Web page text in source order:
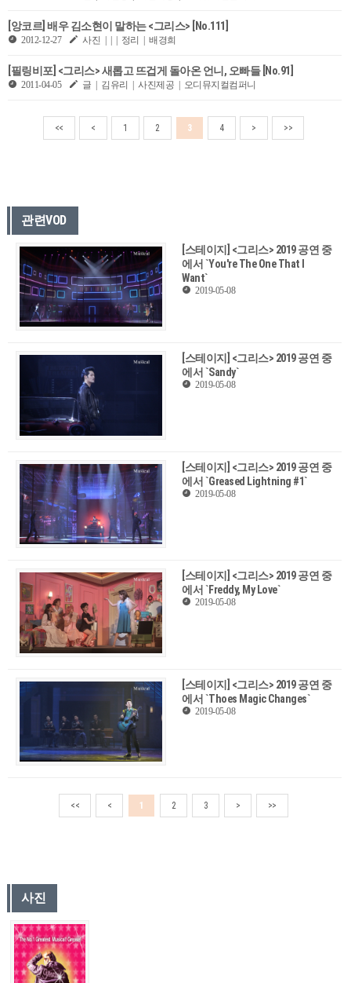
[앙코르] 배우 김소현이 말하는 <그리스> [No.111]
2012-12-27 사진 | | | 정리 | 배경희
[필링비포] <그리스> 새롭고 뜨겁게 돌아온 언니, 오빠들 [No.91]
2011-04-05 글 | 김유리 | 사진제공 | 오디뮤지컬컴퍼니
<< < 1 2 3 4 > >>
관련VOD
[스테이지] <그리스> 2019 공연 중
에서 `You're The One That I
Want`
2019-05-08
[스테이지] <그리스> 2019 공연 중
에서 `Sandy`
2019-05-08
[스테이지] <그리스> 2019 공연 중
에서 `Greased Lightning #1`
2019-05-08
[스테이지] <그리스> 2019 공연 중
에서 `Freddy, My Love`
2019-05-08
[스테이지] <그리스> 2019 공연 중
에서 `Thoes Magic Changes`
2019-05-08
<< < 1 2 3 > >>
사진